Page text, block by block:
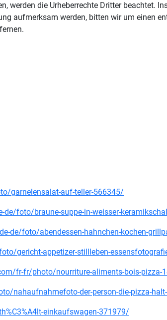
werden die Urheberrechte Dritter beachtet.
aufmerksam werden, bitten wir um einen
garnelensalat-auf-teller-566345/
foto/braune-suppe-in-weisser-
de/foto/abendessen-hahnchen-kochen-
gericht-appetizer-stillleben-
fr-fr/photo/nourriture-aliments-bois-pizza-
nahaufnahmefoto-der-person-die-pizza-
einkaufswagen-371979/